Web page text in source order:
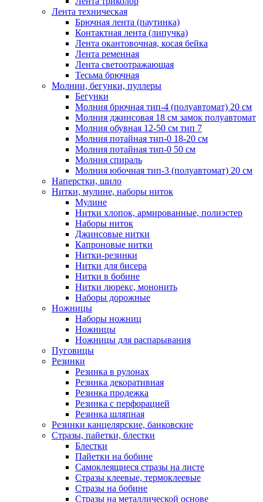
Лента техническая
Брючная лента (паутинка)
Контактная лента (липучка)
Лента окантовочная, косая бейка
Лента ременная
Лента светоотражающая
Тесьма брючная
Молнии, бегунки, пуллеры
Бегунки
Молния брючная тип-4 (полуавтомат) 20 см
Молния джинсовая 18 см замок полуавтомат
Молния обувная 12-50 см тип 7
Молния потайная тип-0 18-20 см
Молния потайная тип-0 50 см
Молния спираль
Молния юбочная тип-3 (полуавтомат) 20 см
Наперстки, шило
Нитки, мулине, наборы ниток
Мулине
Нитки хлопок, армированные, полиэстер
Наборы ниток
Джинсовые нитки
Капроновые нитки
Нитки-резинки
Нитки для бисера
Нитки в бобине
Нитки люрекс, мононить
Наборы дорожные
Ножницы
Наборы ножниц
Ножницы
Ножницы для распарывания
Пуговицы
Резинки
Резинка в рулонах
Резинка декоративная
Резинка продежка
Резинка с перфорацией
Резинка шляпная
Резинки канцелярские, банковские
Стразы, пайетки, блестки
Блестки
Пайетки на бобине
Самоклеящиеся стразы на листе
Стразы клеевые, термоклеевые
Стразы на бобине
Стразы на металлической основе